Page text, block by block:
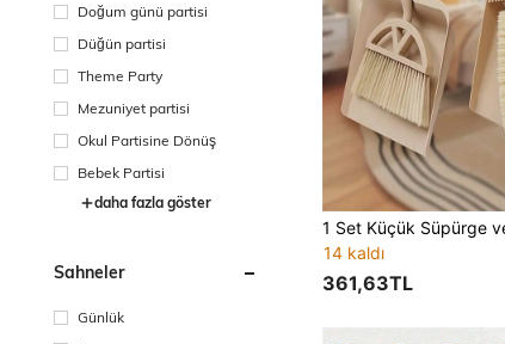
Doğum günü partisi
Düğün partisi
Theme Party
Mezuniyet partisi
Okul Partisine Dönüş
Bebek Partisi
daha fazla göster
Sahneler
Günlük
14 kaldı
361,63TL